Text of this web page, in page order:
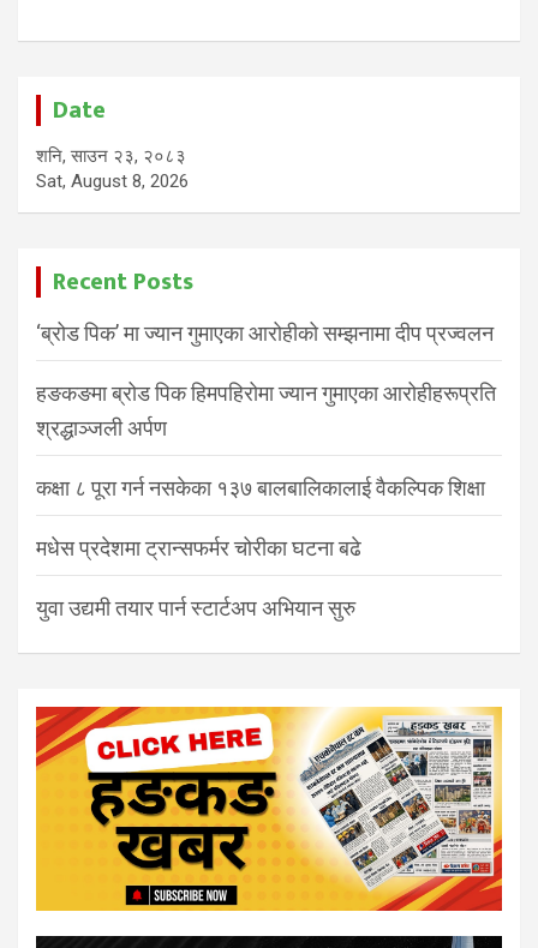
Date
शनि, साउन २३, २०८३
Sat, August 8, 2026
Recent Posts
‘ब्रोड पिक’ मा ज्यान गुमाएका आरोहीको सम्झनामा दीप प्रज्वलन
हङकङमा ब्रोड पिक हिमपहिरोमा ज्यान गुमाएका आरोहीहरूप्रति
श्रद्धाञ्जली अर्पण
कक्षा ८ पूरा गर्न नसकेका १३७ बालबालिकालाई वैकल्पिक शिक्षा
मधेस प्रदेशमा ट्रान्सफर्मर चोरीका घटना बढे
युवा उद्यमी तयार पार्न स्टार्टअप अभियान सुरु